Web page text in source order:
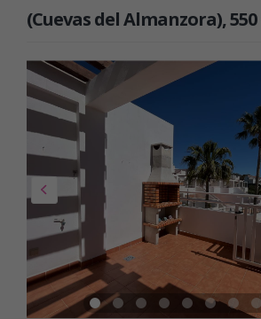
(Cuevas del Almanzora),